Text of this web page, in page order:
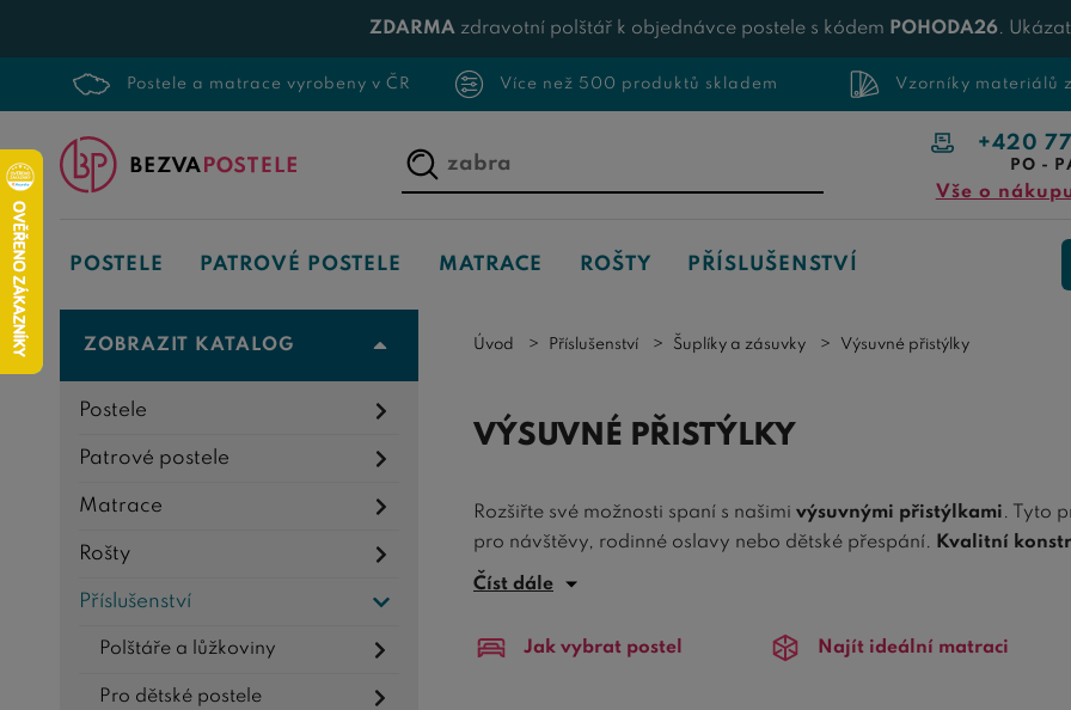
ZDARMA zdravotní polštář k objednávce postele s kódem POHODA26.
Postele a matrace vyrobeny v ČR Více než 500 produktů skladem Vzorníky materiálů
Napište,
co
hledáte...
+420
PO -
Vše o
POSTELE PATROVÉ POSTELE MATRACE ROŠTY PŘÍSLUŠENSTVÍ
Úvod Příslušenství Šuplíky a zásuvky Výsuvné přistýlky
VÝSUVNÉ PŘISTÝLKY
Rozšiřte své možnosti spaní s našimi výsuvnými přistýlkami. Tyto
pro návštěvy, rodinné oslavy nebo dětské přespání. Kvalitní
mechanismus
Úložný prostorpod přistýlkou je skvělým bonusem pro ukládání
Číst dále
Jak vybrat postel Najít ideální matraci
ZOBRAZIT KATALOG
Postele
Patrové postele
Matrace
Rošty
Příslušenství
Polštáře a lůžkoviny
Pro dětské postele